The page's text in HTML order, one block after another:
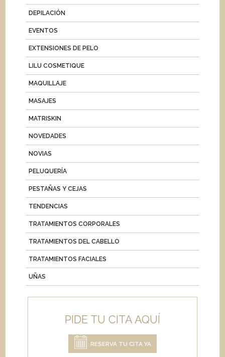
DEPILACIÓN
EVENTOS
EXTENSIONES DE PELO
LILU COSMETIQUE
MAQUILLAJE
MASAJES
MATRISKIN
NOVEDADES
NOVIAS
PELUQUERÍA
PESTAÑAS Y CEJAS
TENDENCIAS
TRATAMIENTOS CORPORALES
TRATAMIENTOS DEL CABELLO
TRATAMIENTOS FACIALES
UÑAS
PIDE TU CITA AQUÍ
RESERVA TU CITA YA